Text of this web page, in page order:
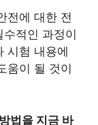
전에 대한 전
적인 과정이
시험 내용에
움이 될 것이
법을 지금 바